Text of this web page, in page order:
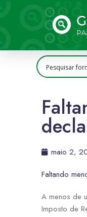
maio 2,
Faltando
A menos de
Imposto de